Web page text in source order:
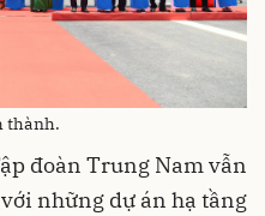
thành.
đoàn Trung Nam vẫn
những dự án hạ tầng